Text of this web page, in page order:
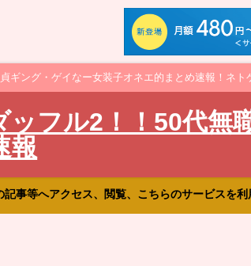
ギング・ゲイなー女装子オネエ的まとめ速報！ネ
ッフル2！！50代無
報
事等へアクセス、閲覧、こちらのサービスを